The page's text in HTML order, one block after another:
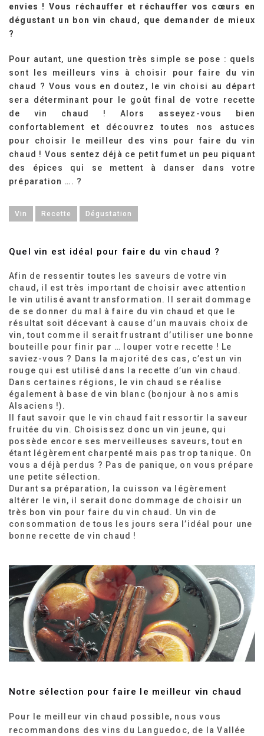
envies ! Vous réchauffer et réchauffer vos cœurs en
dégustant un bon vin chaud, que demander de mieux
?
Pour autant, une question très simple se pose : quels
sont les meilleurs vins à choisir pour faire du vin
chaud ? Vous vous en doutez, le vin choisi au départ
sera déterminant pour le goût final de votre recette
de vin chaud ! Alors asseyez-vous bien
confortablement et découvrez toutes nos astuces
pour choisir le meilleur des vins pour faire du vin
chaud ! Vous sentez déjà ce petit fumet un peu piquant
des épices qui se mettent à danser dans votre
préparation …. ?
Vin Recette Dégustation
Quel vin est idéal pour faire du vin chaud ?
Afin de ressentir toutes les saveurs de votre vin
chaud, il est très important de choisir avec attention
le vin utilisé avant transformation. Il serait dommage
de se donner du mal à faire du vin chaud et que le
résultat soit décevant à cause d’un mauvais choix de
vin, tout comme il serait frustrant d’utiliser une bonne
bouteille pour finir par … louper votre recette ! Le
saviez-vous ? Dans la majorité des cas, c’est un vin
rouge qui est utilisé dans la recette d’un vin chaud.
Dans certaines régions, le vin chaud se réalise
également à base de vin blanc (bonjour à nos amis
Alsaciens !).
Il faut savoir que le vin chaud fait ressortir la saveur
fruitée du vin. Choisissez donc un vin jeune, qui
possède encore ses merveilleuses saveurs, tout en
étant légèrement charpenté mais pas trop tanique. On
vous a déjà perdus ? Pas de panique, on vous prépare
une petite sélection.
Durant sa préparation, la cuisson va légèrement
altérer le vin, il serait donc dommage de choisir un
très bon vin pour faire du vin chaud. Un vin de
consommation de tous les jours sera l’idéal pour une
bonne recette de vin chaud !
Notre sélection pour faire le meilleur vin chaud
Pour le meilleur vin chaud possible, nous vous
recommandons des vins du Languedoc, de la Vallée